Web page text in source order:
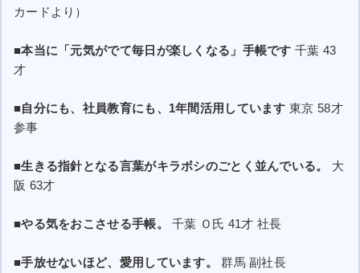
カードより）
■本当に「元気がでて毎日が楽しくなる」手帳です 千葉 43
才
■自分にも、社員教育にも、1年間活用しています 東京 58才
参事
■生きる指針となる言葉がキラボシのごとく並んでいる。
大
阪 63才
■やる気をおこさせる手帳。 千葉 Ｏ氏 41才 社長
■手放せないほど、愛用しています。 群馬 副社長